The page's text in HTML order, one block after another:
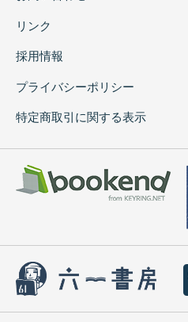
リンク
採用情報
プライバシーポリシー
特定商取引に関する表示